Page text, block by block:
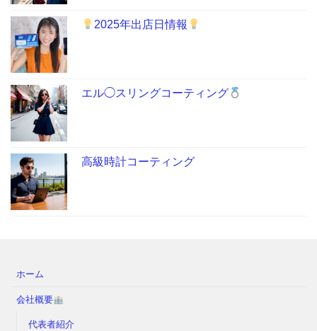
2025年出店日情報
エル◯スリングコーティング
高級時計コーティング
ホーム
会社概要
代表者紹介